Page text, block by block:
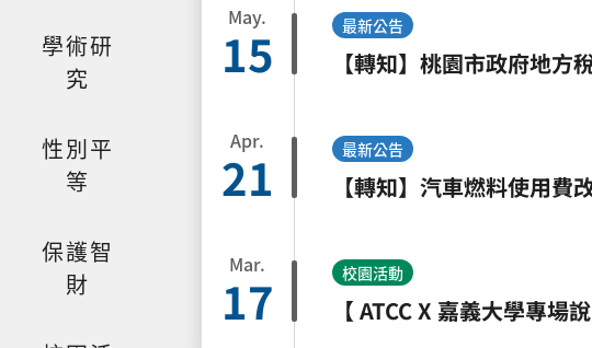
學術研
究
性別平
等
保護智
財
May.
15 最新公告
Apr.
21 最新公告
Mar.
17 校園活動
【 ATCC X 嘉義大學專場